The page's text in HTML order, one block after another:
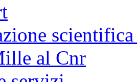
al Cnr